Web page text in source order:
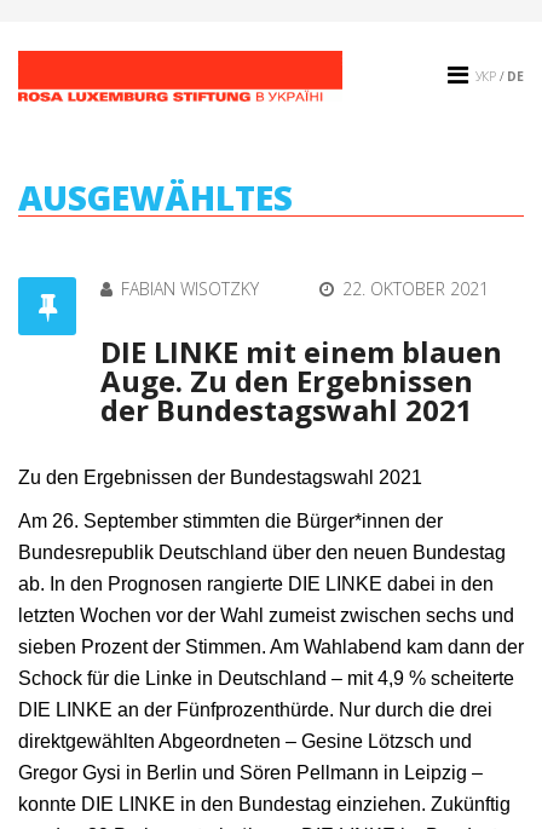
УКР / DE
AUSGEWÄHLTES
FABIAN WISOTZKY 22. OKTOBER 2021
DIE LINKE mit einem blauen
Auge. Zu den Ergebnissen
der Bundestagswahl 2021
Zu den Ergebnissen der Bundestagswahl 2021
Am 26. September stimmten die Bürger*innen der
Bundesrepublik Deutschland über den neuen Bundestag
ab. In den Prognosen rangierte DIE LINKE dabei in den
letzten Wochen vor der Wahl zumeist zwischen sechs und
sieben Prozent der Stimmen. Am Wahlabend kam dann der
Schock für die Linke in Deutschland – mit 4,9 % scheiterte
DIE LINKE an der Fünfprozenthürde. Nur durch die drei
direktgewählten Abgeordneten – Gesine Lötzsch und
Gregor Gysi in Berlin und Sören Pellmann in Leipzig –
konnte DIE LINKE in den Bundestag einziehen. Zukünftig